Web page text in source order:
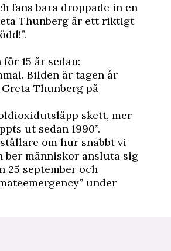
fans bara droppade in en
Thunberg är ett riktigt
15 år sedan:
Bilden är tagen år
Thunberg på
skett, mer
ut sedan 1990”.
om hur snabbt vi
ber människor ansluta sig
25 september och
under